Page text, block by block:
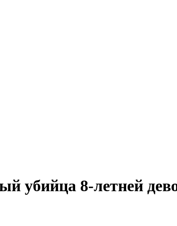
убийца 8-летней